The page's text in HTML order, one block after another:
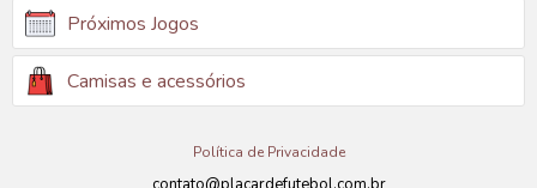
Próximos Jogos
Camisas e acessórios
Política de Privacidade